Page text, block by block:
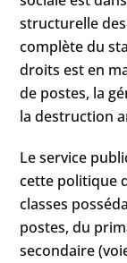
structurelle
complète du
droits est en
de postes, la
la destruction
Le service
cette politique
classes
postes, du
secondaire